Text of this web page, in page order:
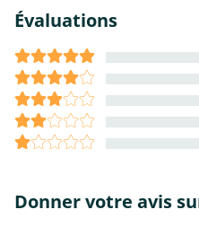
Évaluations
Donner votre avis